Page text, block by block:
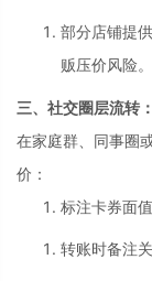
部分店铺提
贩压价风险。
三、社交圈层流转
在家庭群、同事圈
价：
标注卡券面
转账时备注